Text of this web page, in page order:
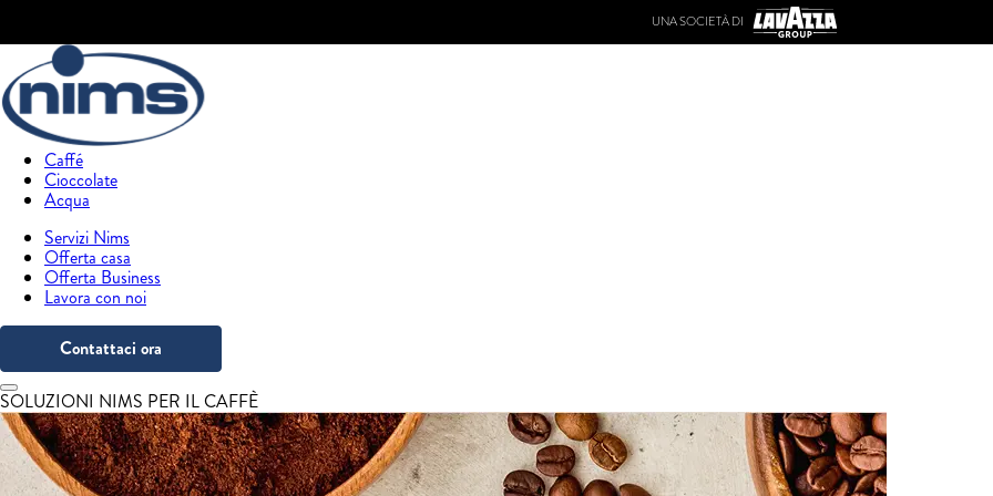
UNA SOCIETÀ DI
Caffé
Cioccolate
Acqua
Servizi Nims
Offerta casa
Offerta Business
Lavora con noi
Contattaci ora
SOLUZIONI NIMS PER IL CAFFÈ